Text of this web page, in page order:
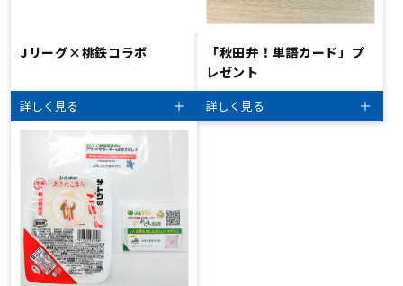
Jリーグ×桃鉄コラボ
詳しく見る
「秋田弁！単語カード」プ
レゼント
詳しく見る